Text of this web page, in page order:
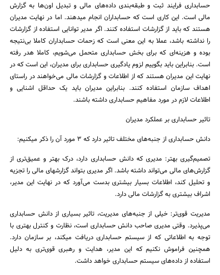
حسابداری فرایند ثبت و طبقه‌بندی داده‌های مالی و تبدیل اون‌ها به گزارش
مالی است. این کاری است که حسابداران انجام میدهند. اما در نهایت مدیران
هستند که باید از گزارشات استفاده کنند. اگر مدیر توانایی استفاده از گزارشات
را نداشته باشد، عملا به این معنی است که زحمات حسابداران کاملا بی‌نتیجه
بوده و هزینه‌ای که برای بخش حسابداری متحمل می‌شویم، کاملا هدر رفته
است. بنابراین باید بگوییم لزوم یادگیری حسابداری برای مدیران، این است که در
نهایت این مدیران هستند که از اطلاعات و گزارشات مالی می‌خواهند در راستای
اهداف سازمان استفاده کنند. بنابراین مدیران باید یک حداقل اشنایی و
اطلاعات لازم در مورد مفاهیم حسابداری داشته باشند.
تاثیر حسابداری بر عملکرد مدیران
دانش حسابداری از جنبه‌های مختلف تاثیر دارد که 3 مورد آن را ذکر میکنیم:
تصمیم‌گیری بهتر: مدیری که دانش حسابداری دارد، درک بهتر و عمیق‌تری از
گزارش‌های مالی می‌تواند داشته باشد. اگر مدیری بتواند گزارشهای مالی را تجزیه
و تحلیل کند، اطلاعات بسیار بیشتری بدست می‌آورد که در نهایت این مدیر،
اشراف بیشتری به گزارشات مالی دارد.
مدیریت قوی‌تر: خیلی از جنبه‌های مدیریت، تاثیر بسیاری از دانش حسابداری
می‌پذیرد. وقتی مدیری صاحب دانش حسابداری است، نظارت و کنترل بهتری با
توجه به اطلاعاتی که از سیستم حسابداری دریافت میکند، بر سازمان دارد.
همچنین فراموش نکنیم که این مدیر، هدایت و رهبری قوی‌تری به دلیل
استفاده از داده‌های سیستم حسابداری خواهد داشت.